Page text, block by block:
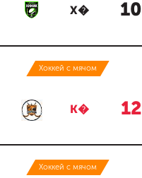
Х� 10
Хоккей с мячом
К� 12
Хоккей с мячом